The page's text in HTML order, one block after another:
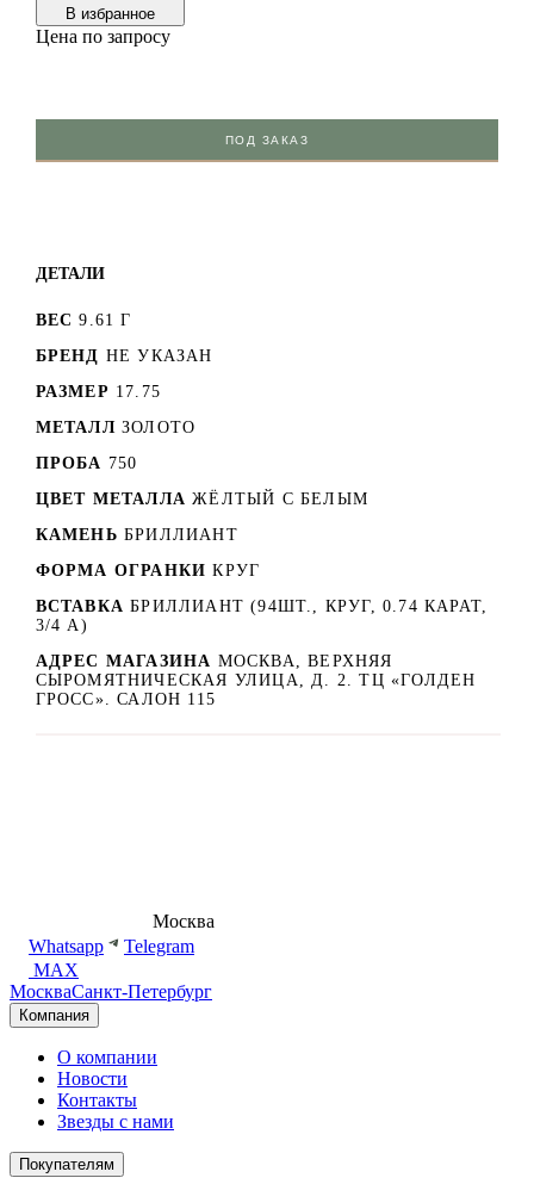
В избранноe
Цена по запросу
ПОД ЗАКАЗ
ДЕТАЛИ
ВЕС 9.61 Г
БРЕНД НЕ УКАЗАН
РАЗМЕР 17.75
МЕТАЛЛ ЗОЛОТО
ПРОБА 750
ЦВЕТ МЕТАЛЛА ЖЁЛТЫЙ С БЕЛЫМ
КАМЕНЬ БРИЛЛИАНТ
ФОРМА ОГРАНКИ КРУГ
ВСТАВКА БРИЛЛИАНТ (94ШТ., КРУГ, 0.74 КАРАТ,
3/4 А)
АДРЕС МАГАЗИНА МОСКВА, ВЕРХНЯЯ
СЫРОМЯТНИЧЕСКАЯ УЛИЦА, Д. 2. ТЦ «ГОЛДЕН
ГРОСС». САЛОН 115
Москва
Whatsapp
Telegram
MAX
МоскваСанкт-Петербург
Компания
О компании
Новости
Контакты
Звезды с нами
Покупателям